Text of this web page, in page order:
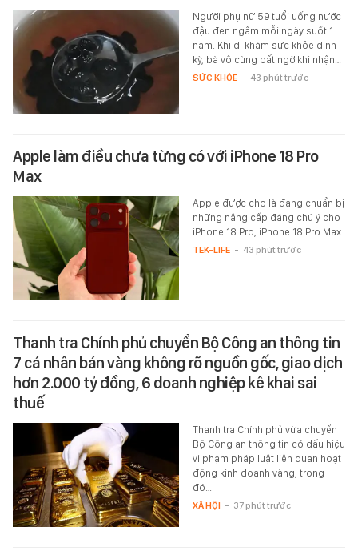
Người phụ nữ 59 tuổi uống nước
đậu đen ngâm mỗi ngày suốt 1
năm. Khi đi khám sức khỏe định
kỳ, bà vô cùng bất ngờ khi nhận…
SỨC KHỎE - 43 phút trước
Apple làm điều chưa từng có với iPhone 18 Pro
Max
Apple được cho là đang chuẩn bị
những nâng cấp đáng chú ý cho
iPhone 18 Pro, iPhone 18 Pro Max.
TEK-LIFE - 43 phút trước
Thanh tra Chính phủ chuyển Bộ Công an thông tin
7 cá nhân bán vàng không rõ nguồn gốc, giao dịch
hơn 2.000 tỷ đồng, 6 doanh nghiệp kê khai sai
thuế
Thanh tra Chính phủ vừa chuyển
Bộ Công an thông tin có dấu hiệu
vi phạm pháp luật liên quan hoạt
động kinh doanh vàng, trong
đó…
XÃ HỘI - 37 phút trước